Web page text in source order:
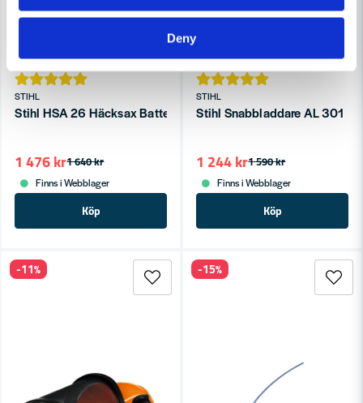
Deny
STIHL
Stihl HSA 26 Häcksax Batteridriven (1x2,6ah)
1 640 kr
1 476 kr
Finns i Webblager
Köp
STIHL
Stihl Snabbladdare AL 301
1 590 kr
1 244 kr
Finns i Webblager
Köp
-11% -15%